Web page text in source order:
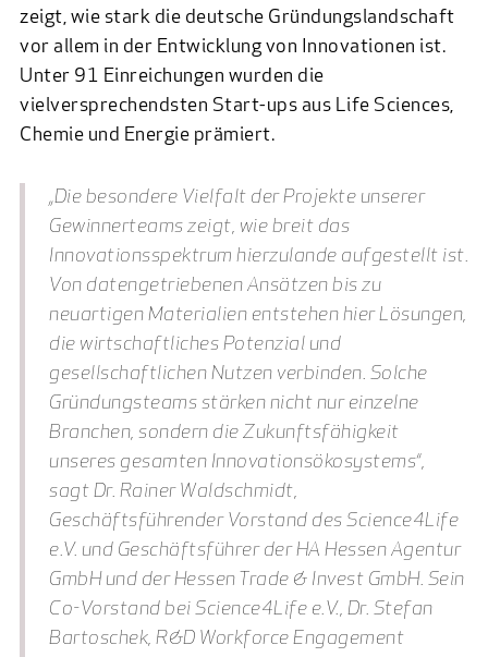
zeigt, wie stark die deutsche Gründungslandschaft
vor allem in der Entwicklung von Innovationen ist.
Unter 91 Einreichungen wurden die
vielversprechendsten Start-ups aus Life Sciences,
Chemie und Energie prämiert.
„Die besondere Vielfalt der Projekte unserer
Gewinnerteams zeigt, wie breit das
Innovationsspektrum hierzulande aufgestellt ist.
Von datengetriebenen Ansätzen bis zu
neuartigen Materialien entstehen hier Lösungen,
die wirtschaftliches Potenzial und
gesellschaftlichen Nutzen verbinden. Solche
Gründungsteams stärken nicht nur einzelne
Branchen, sondern die Zukunftsfähigkeit
unseres gesamten Innovationsökosystems“,
sagt Dr. Rainer Waldschmidt,
Geschäftsführender Vorstand des Science4Life
e.V. und Geschäftsführer der HA Hessen Agentur
GmbH und der Hessen Trade & Invest GmbH. Sein
Co-Vorstand bei Science4Life e.V., Dr. Stefan
Bartoschek, R&D Workforce Engagement